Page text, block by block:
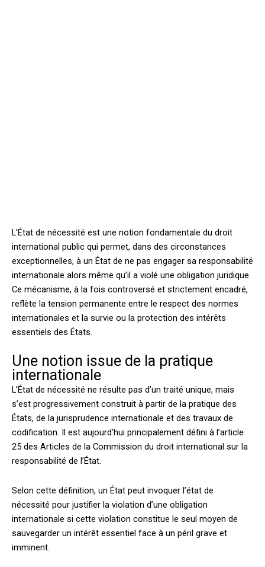
L’État de nécessité est une notion fondamentale du droit
international public qui permet, dans des circonstances
exceptionnelles, à un État de ne pas engager sa responsabilité
internationale alors même qu’il a violé une obligation juridique.
Ce mécanisme, à la fois controversé et strictement encadré,
reflète la tension permanente entre le respect des normes
internationales et la survie ou la protection des intérêts
essentiels des États.
Une notion issue de la pratique
internationale
L’État de nécessité ne résulte pas d’un traité unique, mais
s’est progressivement construit à partir de la pratique des
États, de la jurisprudence internationale et des travaux de
codification. Il est aujourd’hui principalement défini à l’article
25 des Articles de la Commission du droit international sur la
responsabilité de l’État.
Selon cette définition, un État peut invoquer l’état de
nécessité pour justifier la violation d’une obligation
internationale si cette violation constitue le seul moyen de
sauvegarder un intérêt essentiel face à un péril grave et
imminent.